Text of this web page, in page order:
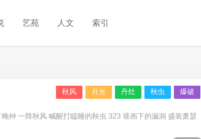
艺苑 人文 索引
秋风 月光 丹灶 秋虫 爆破
钟 一阵秋风 喊醒打瞌睡的秋虫 323 谁画下的漏洞 盛装萧瑟